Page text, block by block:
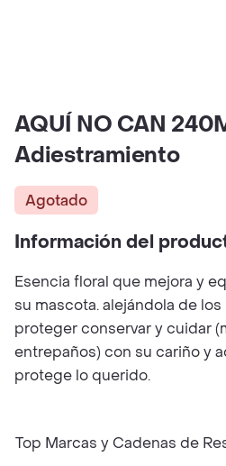
AQUÍ NO CAN
Adiestramiento
Agotado
Información del
Esencia floral que mejora y
su mascota. alejándola de
proteger conservar y cuidar
entrepaños) con su cariño y
protege lo querido.
Top Marcas y Cadenas de